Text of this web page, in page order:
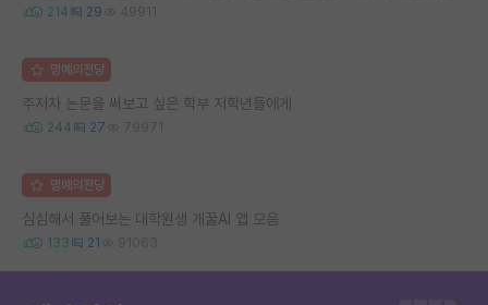
214 29 49911
명예의전당
주저자 논문을 써보고 싶은 학부 저학년들에게
244 27 79971
명예의전당
심심해서 풀어보는 대학원생 개꿀AI 앱 모음
133 21 91063